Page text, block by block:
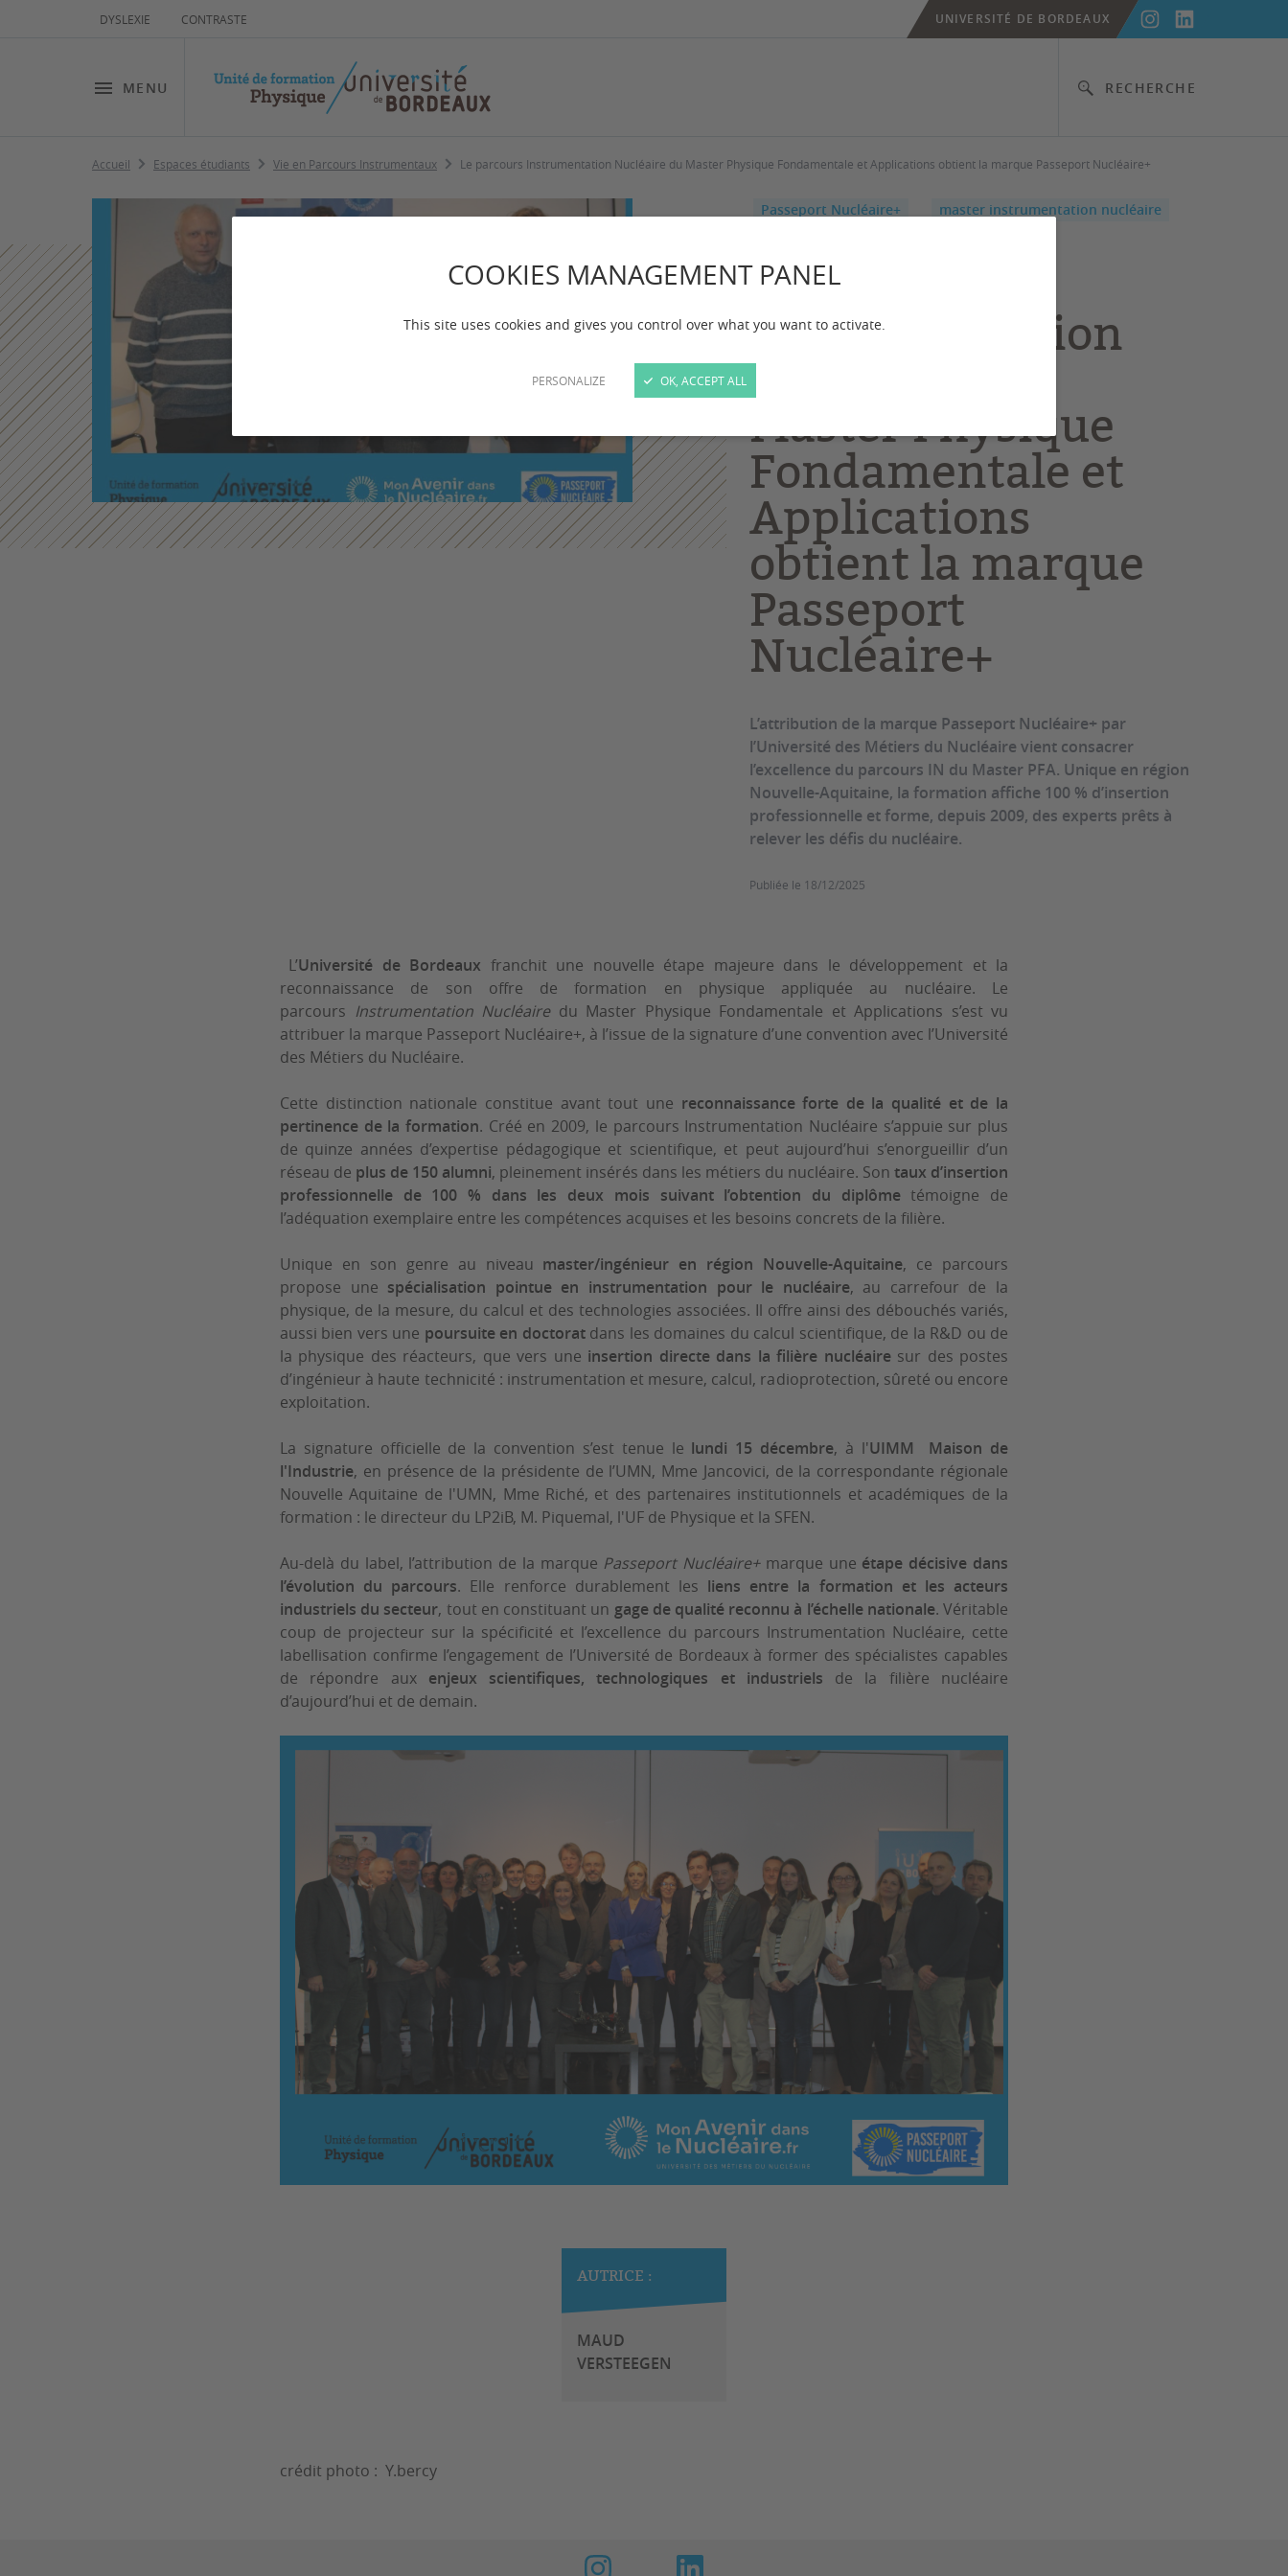
COOKIES MANAGEMENT PANEL
This site uses cookies and gives you control over what you want to activate.
PERSONALIZE OK, ACCEPT ALL
DYSLEXIE CONTRASTE
MENU RECHERCHE
UNIVERSITÉ DE BORDEAUX
Accueil Espaces étudiants Vie en Parcours Instrumentaux Le parcours Instrumentation Nucléaire du Master Physique Fondamentale et Applications obtient la marque Passeport Nucléaire+
Passeport Nucléaire+
master instrumentation nucléaire
Le parcours
Instrumentation
Nucléaire du
Master Physique
Fondamentale et
Applications
obtient la marque
Passeport
Nucléaire+
L’attribution de la marque Passeport Nucléaire+ par
l’Université des Métiers du Nucléaire vient consacrer
l’excellence du parcours IN du Master PFA. Unique en région
Nouvelle-Aquitaine, la formation affiche 100 % d’insertion
professionnelle et forme, depuis 2009, des experts prêts à
relever les défis du nucléaire.
Publiée le 18/12/2025
L’Université de Bordeaux franchit une nouvelle étape majeure dans le développement et la
reconnaissance de son offre de formation en physique appliquée au nucléaire. Le
parcours Instrumentation Nucléairedu Master Physique Fondamentale et Applications s’est vu
attribuer la marque Passeport Nucléaire+, à l’issue de la signature d’une convention avec l’Université
des Métiers du Nucléaire.
Cette distinction nationale constitue avant tout une reconnaissance forte de la qualité et de la
pertinence de la formation. Créé en 2009, le parcours Instrumentation Nucléaire s’appuie sur plus
de quinze années d’expertise pédagogique et scientifique, et peut aujourd’hui s’enorgueillir d’un
réseau de plus de 150 alumni, pleinement insérés dans les métiers du nucléaire. Son taux d’insertion
professionnelle de 100 % dans les deux mois suivant l’obtention du diplômetémoigne de
l’adéquation exemplaire entre les compétences acquises et les besoins concrets de la filière.
Unique en son genre au niveau master/ingénieur en région Nouvelle-Aquitaine, ce parcours
propose une spécialisation pointue en instrumentation pour le nucléaire, au carrefour de la
physique, de la mesure, du calcul et des technologies associées. Il offre ainsi des débouchés variés,
aussi bien vers une poursuite en doctoratdans les domaines du calcul scientifique, de la R&D ou de
la physique des réacteurs, que vers une insertion directe dans la filière nucléairesur des postes
d’ingénieur à haute technicité : instrumentation et mesure, calcul, radioprotection, sûreté ou encore
exploitation.
La signature officielle de la convention s’est tenue le lundi 15 décembre, à l'UIMM
Maison de
l'Industrie, en présence de la présidente de l’UMN, Mme Jancovici, de la correspondante régionale
Nouvelle Aquitaine de l'UMN, Mme Riché, et des partenaires institutionnels et académiques de la
formation : le directeur du LP2iB, M. Piquemal, l'UF de Physique et la SFEN.
Au-delà du label, l’attribution de la marque Passeport Nucléaire+marque une étape décisive dans
l’évolution du parcours. Elle renforce durablement les liens entre la formation et les acteurs
industriels du secteur, tout en constituant un gage de qualité reconnu à l’échelle nationale. Véritable
coup de projecteur sur la spécificité et l’excellence du parcours Instrumentation Nucléaire, cette
labellisation confirme l’engagement de l’Université de Bordeaux à former des spécialistes capables
de répondre aux enjeux scientifiques, technologiques et industriels de la filière nucléaire
d’aujourd’hui et de demain.
AUTRICE :
MAUD
VERSTEEGEN
crédit photo : Y.bercy